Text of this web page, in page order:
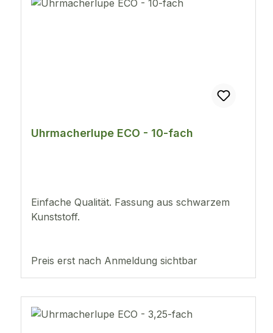
Uhrmacherlupe ECO - 10-fach
Einfache Qualität. Fassung aus schwarzem
Kunststoff.
Preis erst nach Anmeldung sichtbar